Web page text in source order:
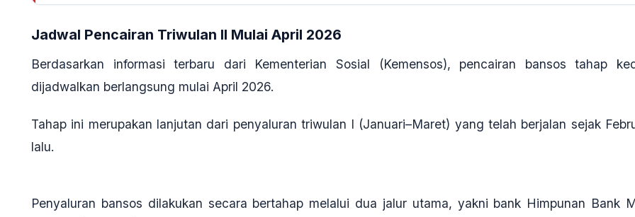
Jadwal Pencairan Triwulan II Mulai April 2026
Berdasarkan informasi terbaru dari Kementerian Sosial (Kemensos), pencairan bansos tahap
dijadwalkan berlangsung mulai April 2026.
Tahap ini merupakan lanjutan dari penyaluran triwulan I (Januari–Maret) yang telah berjalan sejak
lalu.
Penyaluran bansos dilakukan secara bertahap melalui dua jalur utama, yakni bank Himpunan Bank